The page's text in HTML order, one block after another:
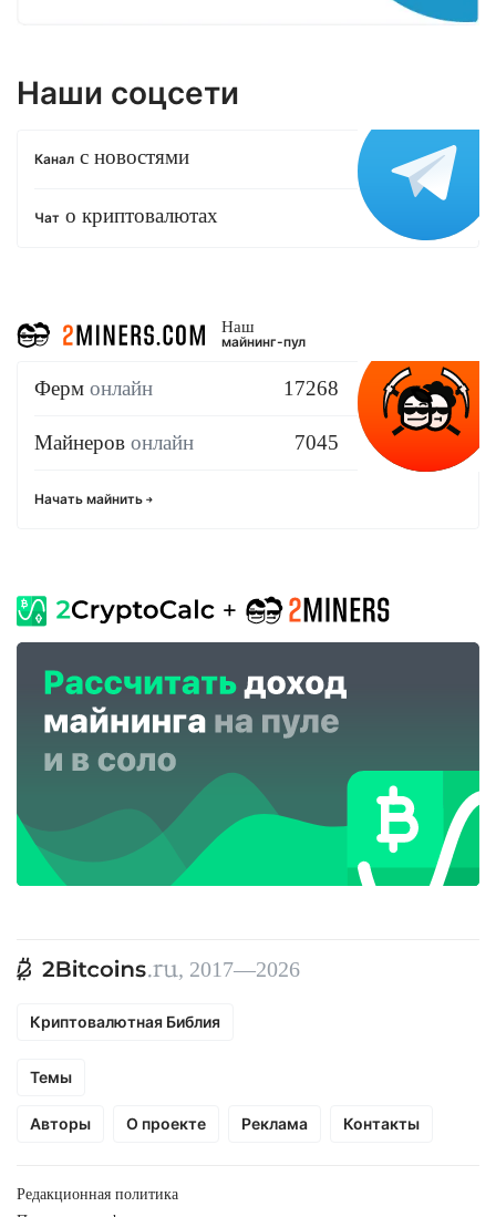
Наши соцсети
Канал с новостями
Чат о криптовалютах
Наш
майнинг-пул
Ферм онлайн 17268
Майнеров онлайн 7045
Начать майнить
, 2017—2026
Криптовалютная Библия
Темы
Авторы О проекте Реклама Контакты
Редакционная политика